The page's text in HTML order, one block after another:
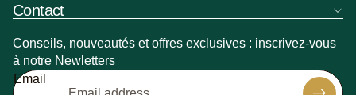
Contact
Conseils, nouveautés et offres exclusives : inscrivez-vous
à notre Newletters
Email
Refund policy
Privacy policy